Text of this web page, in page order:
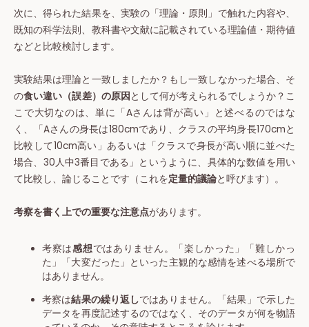
次に、得られた結果を、実験の「理論・原則」で触れた内容や、
既知の科学法則、教科書や文献に記載されている理論値・期待値
などと比較検討します。
実験結果は理論と一致しましたか？もし一致しなかった場合、そ
の食い違い（誤差）の原因 として何が考えられるでしょうか？こ
こで大切なのは、単に「Aさんは背が高い」と述べるのではな
く、「Aさんの身長は180cmであり、クラスの平均身長170cmと
比較して10cm高い」あるいは「クラスで身長が高い順に並べた
場合、30人中3番目である」というように、具体的な数値を用い
て比較し、論じることです（これを定量的議論と呼びます）。
考察を書く上での重要な注意点があります。
考察は感想ではありません。「楽しかった」「難しかっ
た」「大変だった」といった主観的な感情を述べる場所で
はありません。
考察は結果の繰り返しではありません。「結果」で示した
データを再度記述するのではなく、そのデータが何を物語